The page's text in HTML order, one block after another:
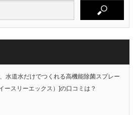
水道水だけでつくれる高機能除菌スプレー
ースリーエックス）]の口コミは？